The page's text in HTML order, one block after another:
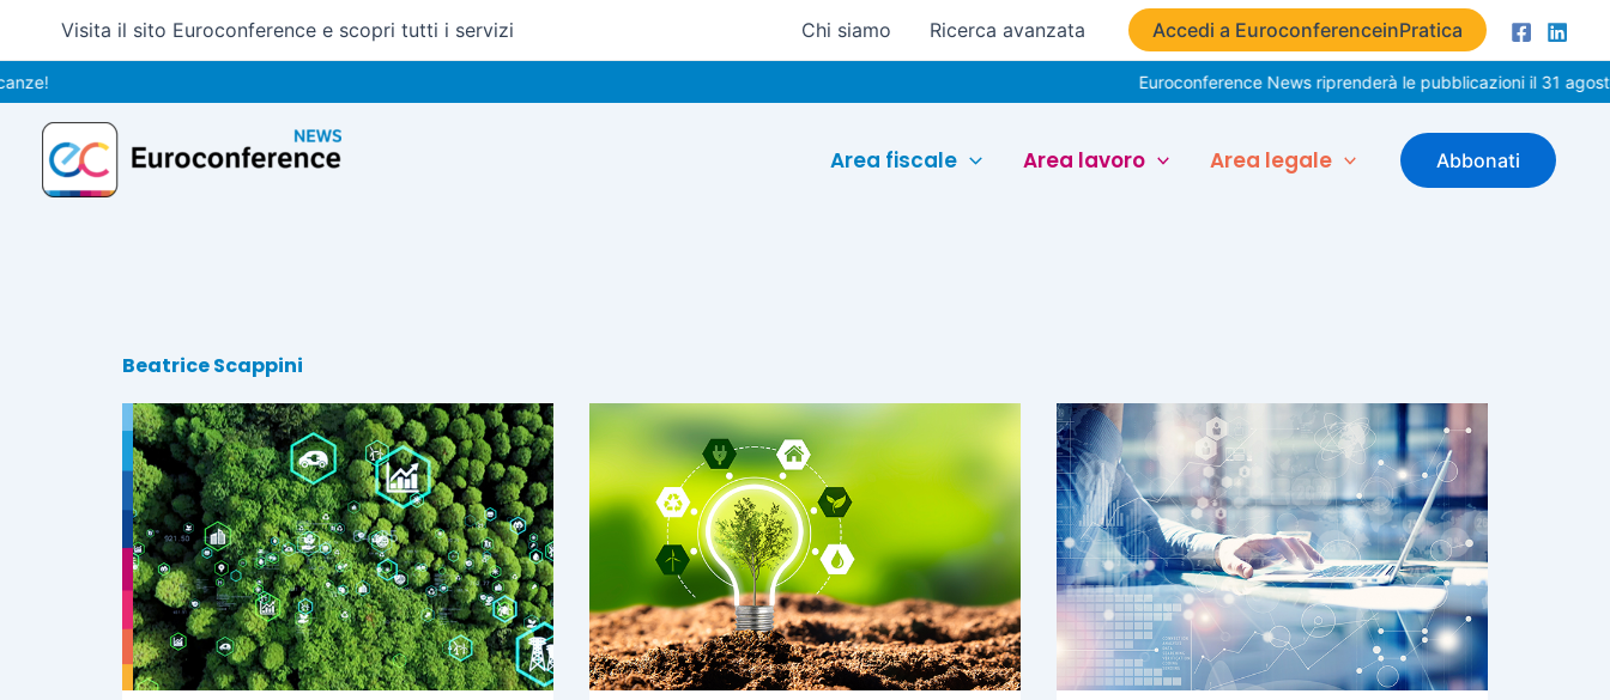
contenuto
Visita il sito Euroconference e scopri tutti i servizi Chi siamo Ricerca avanzata Accedi a EuroconferenceinPratica
Euroconference News riprenderà le pubblicazioni il 31 agosto.
Area fiscale Area lavoro Area legale Abbonati
Beatrice Scappini